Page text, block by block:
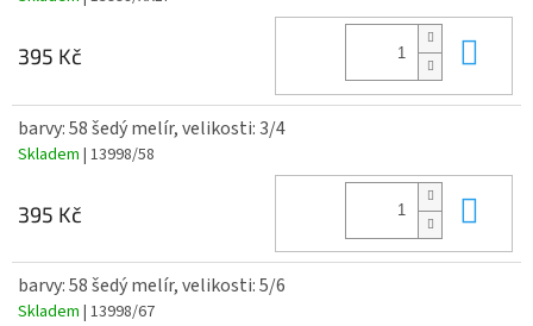
395 Kč
barvy: 58 šedý melír, velikosti: 3/4
Skladem | 13998/58
395 Kč
barvy: 58 šedý melír, velikosti: 5/6
Skladem | 13998/67